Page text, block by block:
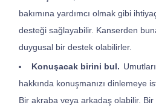
bakımına yardımcı olmak gibi
desteği sağlayabilir. Kanserden
duygusal bir destek olabilirler.
Konuşacak birini bul.
hakkında konuşmanızı dinlemeye
Bir akraba veya arkadaş olabilir.